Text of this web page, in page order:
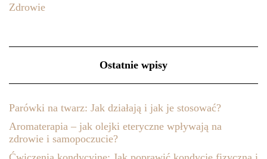
Zdrowie
Ostatnie wpisy
Parówki na twarz: Jak działają i jak je stosować?
Aromaterapia – jak olejki eteryczne wpływają na
zdrowie i samopoczucie?